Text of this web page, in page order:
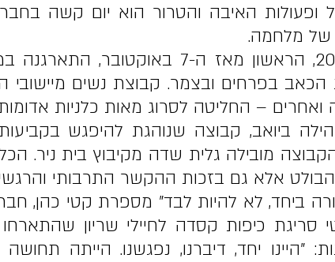
ופעולות האיבה והטרור הוא יום קשה
של מלחמה.
לקראת יום הזיכרון של שנת 2024, הראשון מאז
בפרחים ובצמר. קבוצת נשים מיישובי
ואחרים – החליטה לסרוג מאות כלניות
ביואב, קבוצה שנוהגת להיפגש
מובילה גלית שדה מקיבוץ בית ניר.
אלא גם בזכות ההקשר התרבותי
ביחד, לא להיות לבד" מספרת קטי כהן,
כיפות קסדה לחיילי שריון
"היינו יחד, דיברנו, נפגשנו. הייתה